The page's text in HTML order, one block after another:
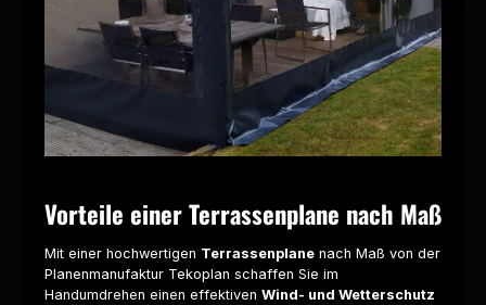
Vorteile einer Terrassenplane nach Maß
Mit einer hochwertigen Terrassenplane nach Maß von der
Planenmanufaktur Tekoplan schaffen Sie im
Handumdrehen einen effektiven Wind- und Wetterschutz